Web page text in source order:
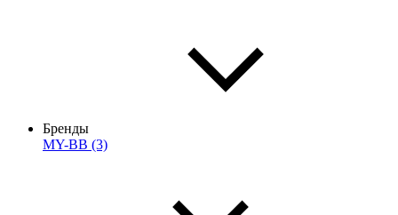
Бренды
MY-BB (3)